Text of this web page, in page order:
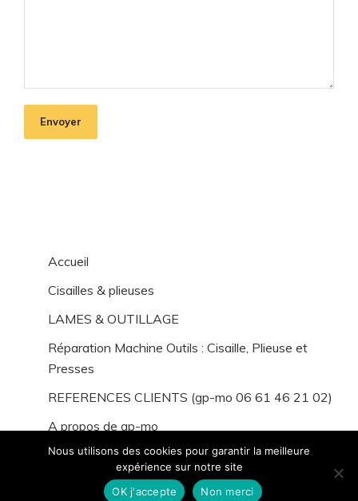
Envoyer
Accueil
Cisailles & plieuses
LAMES & OUTILLAGE
Réparation Machine Outils : Cisaille, Plieuse et
Presses
REFERENCES CLIENTS (gp-mo 06 61 46 21 02)
A propos de gp-mo
Nous utilisons des cookies pour garantir la meilleure
expérience sur notre site
OK j'accepte
Non merci